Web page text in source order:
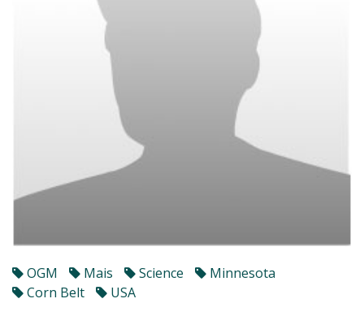
OGM Mais Science
Minnesota
Corn Belt
USA